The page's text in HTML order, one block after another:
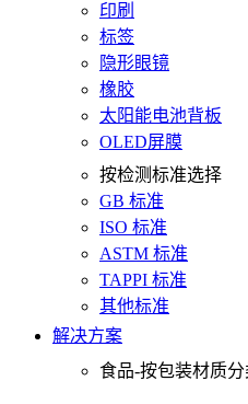
印刷
标签
隐形眼镜
橡胶
太阳能电池背板
OLED屏膜
按检测标准选择
GB 标准
ISO 标准
ASTM 标准
TAPPI 标准
其他标准
解决方案
食品-按包装材质分